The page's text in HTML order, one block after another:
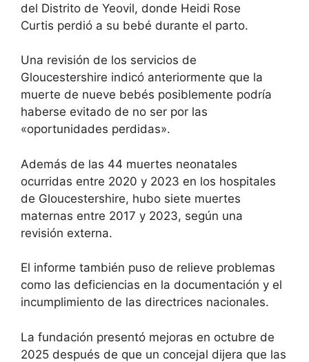
del Distrito de Yeovil, donde Heidi Rose
Curtis perdió a su bebé durante el parto.
Una revisión de los servicios de
Gloucestershire indicó anteriormente que la
muerte de nueve bebés posiblemente podría
haberse evitado de no ser por las
«oportunidades perdidas».
Además de las 44 muertes neonatales
ocurridas entre 2020 y 2023 en los hospitales
de Gloucestershire, hubo siete muertes
maternas entre 2017 y 2023, según una
revisión externa.
El informe también puso de relieve problemas
como las deficiencias en la documentación y el
incumplimiento de las directrices nacionales.
La fundación presentó mejoras en octubre de
2025 después de que un concejal dijera que las